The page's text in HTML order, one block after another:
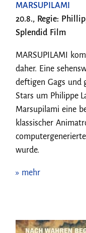
MARSUPILAMI
20.8., Regie:
Splendid Film
MARSUPILAMI
daher. Eine
deftigen Gags und
Stars um Philippe
Marsupilami eine
klassischer
wurde.
» mehr